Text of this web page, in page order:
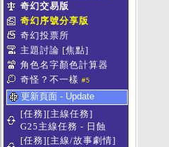
奇幻交易版
奇幻序號分享版
奇幻投票所
主題討論 [焦點]
角色名字顏色計算器
奇怪？不一樣 #5
更新頁面 - Update
[任務][主線任務]
G25主線任務 - 日蝕
[任務][主線/故事劇情]